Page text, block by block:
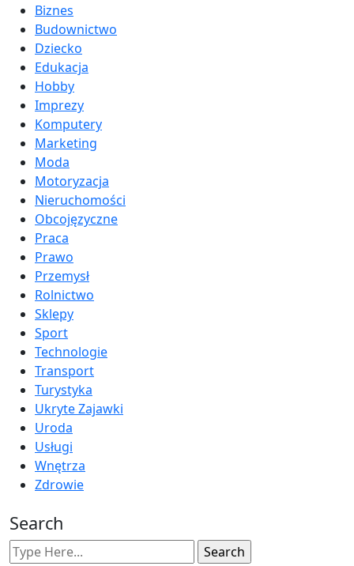
Biznes
Budownictwo
Dziecko
Edukacja
Hobby
Imprezy
Komputery
Marketing
Moda
Motoryzacja
Nieruchomości
Obcojęzyczne
Praca
Prawo
Przemysł
Rolnictwo
Sklepy
Sport
Technologie
Transport
Turystyka
Ukryte Zajawki
Uroda
Usługi
Wnętrza
Zdrowie
Search